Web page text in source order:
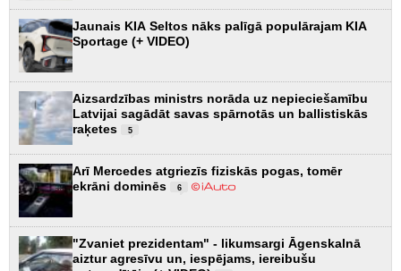
Jaunais KIA Seltos nāks palīgā populārajam KIA
Sportage (+ VIDEO)
Aizsardzības ministrs norāda uz nepieciešamību
Latvijai sagādāt savas spārnotās un ballistiskās
raķetes
5
Arī Mercedes atgriezīs fiziskās pogas, tomēr
ekrāni dominēs
6
"Zvaniet prezidentam" - likumsargi Āgenskalnā
aiztur agresīvu un, iespējams, iereibušu